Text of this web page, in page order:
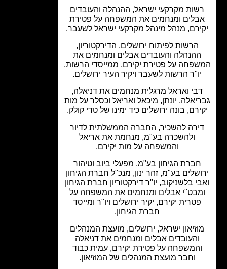
מקרקעי ישראל, ההנהלה והעובדים
ומנחמים את המשפחה על פטירת
מנהל מינהל מקרקעי ישראל לשעבר.
הרשות לפיתוח ירושלים, הדירקטוריון,
והעובדים אבלים ומנחמים את
על פטירת יקירם, ממייסדי הרשות,
הרשות לשעבר ויקיר העיר ירושלים.
ואראל מרגלית מנחמים את דניאלה,
יונתן, מיכאל ואריאל וכסלר על מות
בונה ירושלים כיד ימינו של טדי קולק.
להשכיר, החברה הממשלתית לדיור
ולהשכרה בע"מ, מנחמת את אריאל
והמשפחה על מות יקירם.
חברת הגיחון בע"מ, מפעלי ביוב וטיהור
בע"מ, זהר ינון, מנכ"ל חברת הגיחון
בלשניקוב, יו"ר דירקטוריון חברת הגיחון
אבלים ומנחמים את המשפחה על
יקירם, יקיר ירושלים ויו"ר ומייסד
חברת הגיחון.
ישראל, ירושלים, מועצת המנהלים
והעובדים אבלים ומנחמים את דניאלה
על פטירת יקירם, עמית כבוד
וחבר מועצת המנהלים של המוזיאון.